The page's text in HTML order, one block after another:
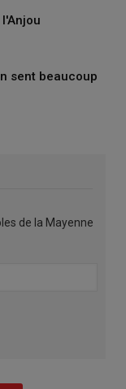
sent beaucoup
de la Mayenne